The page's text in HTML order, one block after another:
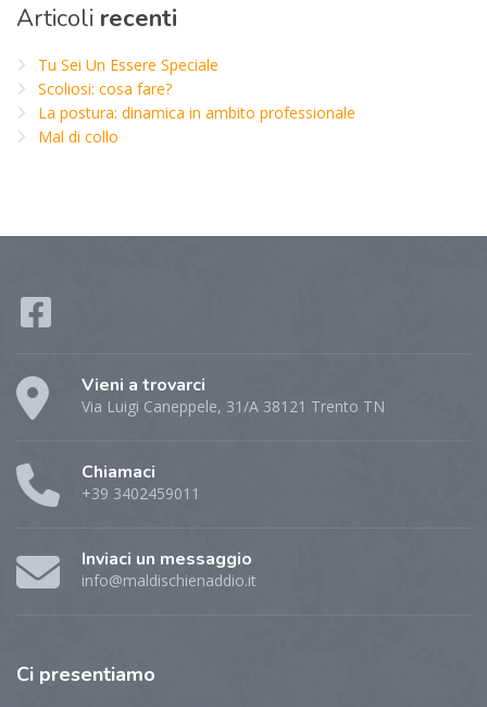
Articoli recenti
Tu Sei Un Essere Speciale
Scoliosi: cosa fare?
La postura: dinamica in ambito professionale
Mal di collo
Vieni a trovarci
Via Luigi Caneppele, 31/A 38121 Trento TN
Chiamaci
+39 3402459011
Inviaci un messaggio
info@maldischienaddio.it
Ci presentiamo